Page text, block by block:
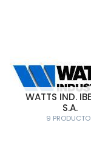
WATTS IND.
S.A.
9